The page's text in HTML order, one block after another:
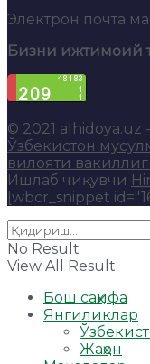
Электрон почта
Бизни ижтимоий
© 2021 alhidoya.uz
Ўзбекистон
вилояти
Ишлаб чиқувчи
[wbcr_snippet
No Result
View All Result
Бош саҳифа
Янгиликлар
Жаҳон